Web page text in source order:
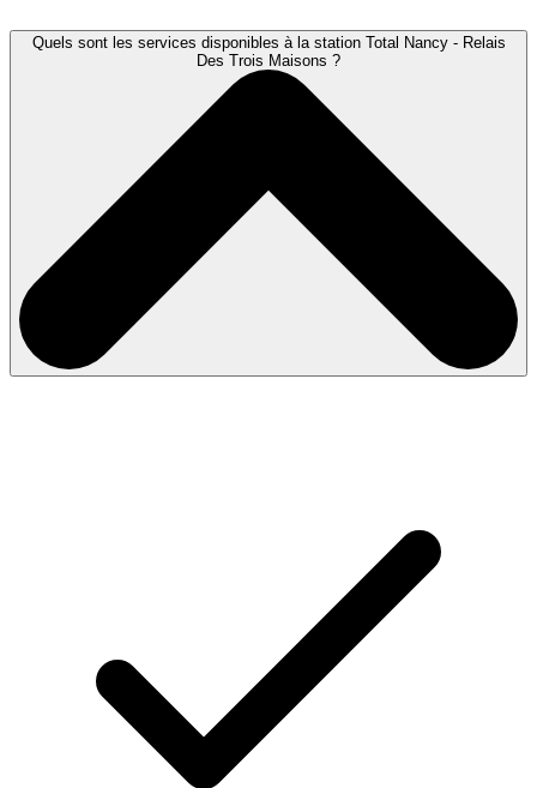
Quels sont les services disponibles à la station Total Nancy - Relais
Des Trois Maisons ?